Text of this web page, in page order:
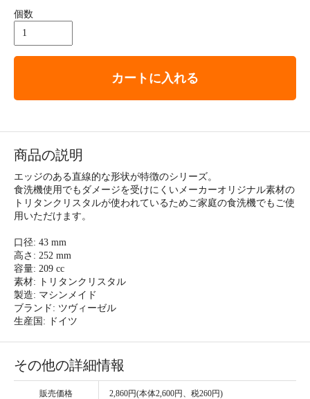
個数
カートに入れる
商品の説明
エッジのある直線的な形状が特徴のシリーズ。
食洗機使用でもダメージを受けにくいメーカーオリジナル素材の
トリタンクリスタルが使われているためご家庭の食洗機でもご使
用いただけます。
口径: 43 mm
高さ: 252 mm
容量: 209 cc
素材: トリタンクリスタル
製造: マシンメイド
ブランド: ツヴィーゼル
生産国: ドイツ
その他の詳細情報
販売価格 2,860円(本体2,600円、税260円)